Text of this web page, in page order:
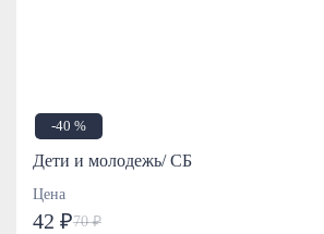
-40 %
Дети и молодежь/ СБ
Цена
42 ₽70 ₽